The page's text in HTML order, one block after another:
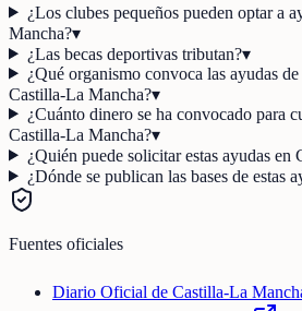
¿Los clubes pequeños pueden optar a
Mancha?▾
¿Las becas deportivas tributan?▾
¿Qué organismo convoca las ayudas
Castilla-La Mancha?▾
¿Cuánto dinero se ha convocado para
Castilla-La Mancha?▾
¿Quién puede solicitar estas ayudas en
¿Dónde se publican las bases de estas
Fuentes oficiales
Diario Oficial de Castilla-La